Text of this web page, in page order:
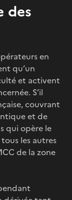
des
en
qu’un
et activent
S’il
couvrant
et de
qui opère le
les autres
de la zone